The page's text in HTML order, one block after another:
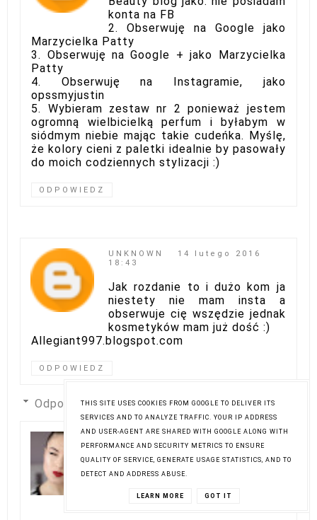
konta na FB
2. Obserwuję na Google jako
Marzycielka Patty
3. Obserwuję na Google + jako Marzycielka
Patty
4. Obserwuję na Instagramie, jako
opssmyjustin
5. Wybieram zestaw nr 2 ponieważ jestem
ogromną wielbicielką perfum i byłabym w
siódmym niebie mając takie cudeńka. Myślę,
że kolory cieni z paletki idealnie by pasowały
do moich codziennych stylizacji :)
ODPOWIEDZ
UNKNOWN
14 lutego 2016
18:43
Jak rozdanie to i dużo kom ja
niestety nie mam insta a
obserwuje cię wszędzie jednak
kosmetyków mam już dość :)
Allegiant997.blogspot.com
ODPOWIEDZ
Odpowiedzi
lutego 2016 20:14
nie szkodzi jeśli ktoś nie ma
profili :)
THIS SITE USES COOKIES FROM GOOGLE TO DELIVER ITS
SERVICES AND TO ANALYZE TRAFFIC. YOUR IP ADDRESS
AND USER-AGENT ARE SHARED WITH GOOGLE ALONG WITH
PERFORMANCE AND SECURITY METRICS TO ENSURE
QUALITY OF SERVICE, GENERATE USAGE STATISTICS, AND TO
DETECT AND ADDRESS ABUSE.
LEARN MORE GOT IT